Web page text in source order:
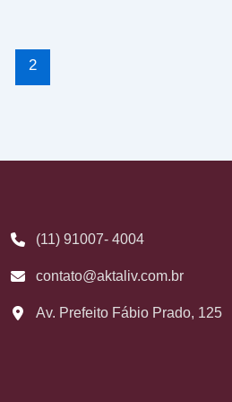
2
(11) 91007- 4004
contato@aktaliv.com.br
Av. Prefeito Fábio Prado, 125